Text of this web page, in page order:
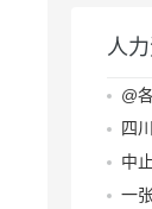
人
@
四
中
一